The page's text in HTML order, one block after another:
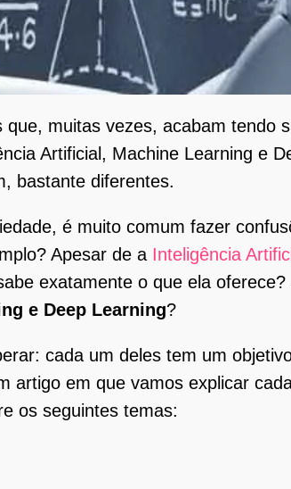
muitas vezes, acabam tendo
Artificial, Machine Learning e
bastante diferentes.
é muito comum fazer
Apesar de a Inteligência
exatamente o que ela
e Deep Learning?
cada um deles tem um
artigo em que vamos explicar
os seguintes temas: